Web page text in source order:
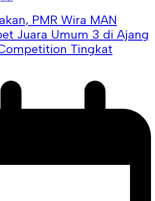
PMR Wira MAN
Juara Umum 3 di Ajang
Tingkat